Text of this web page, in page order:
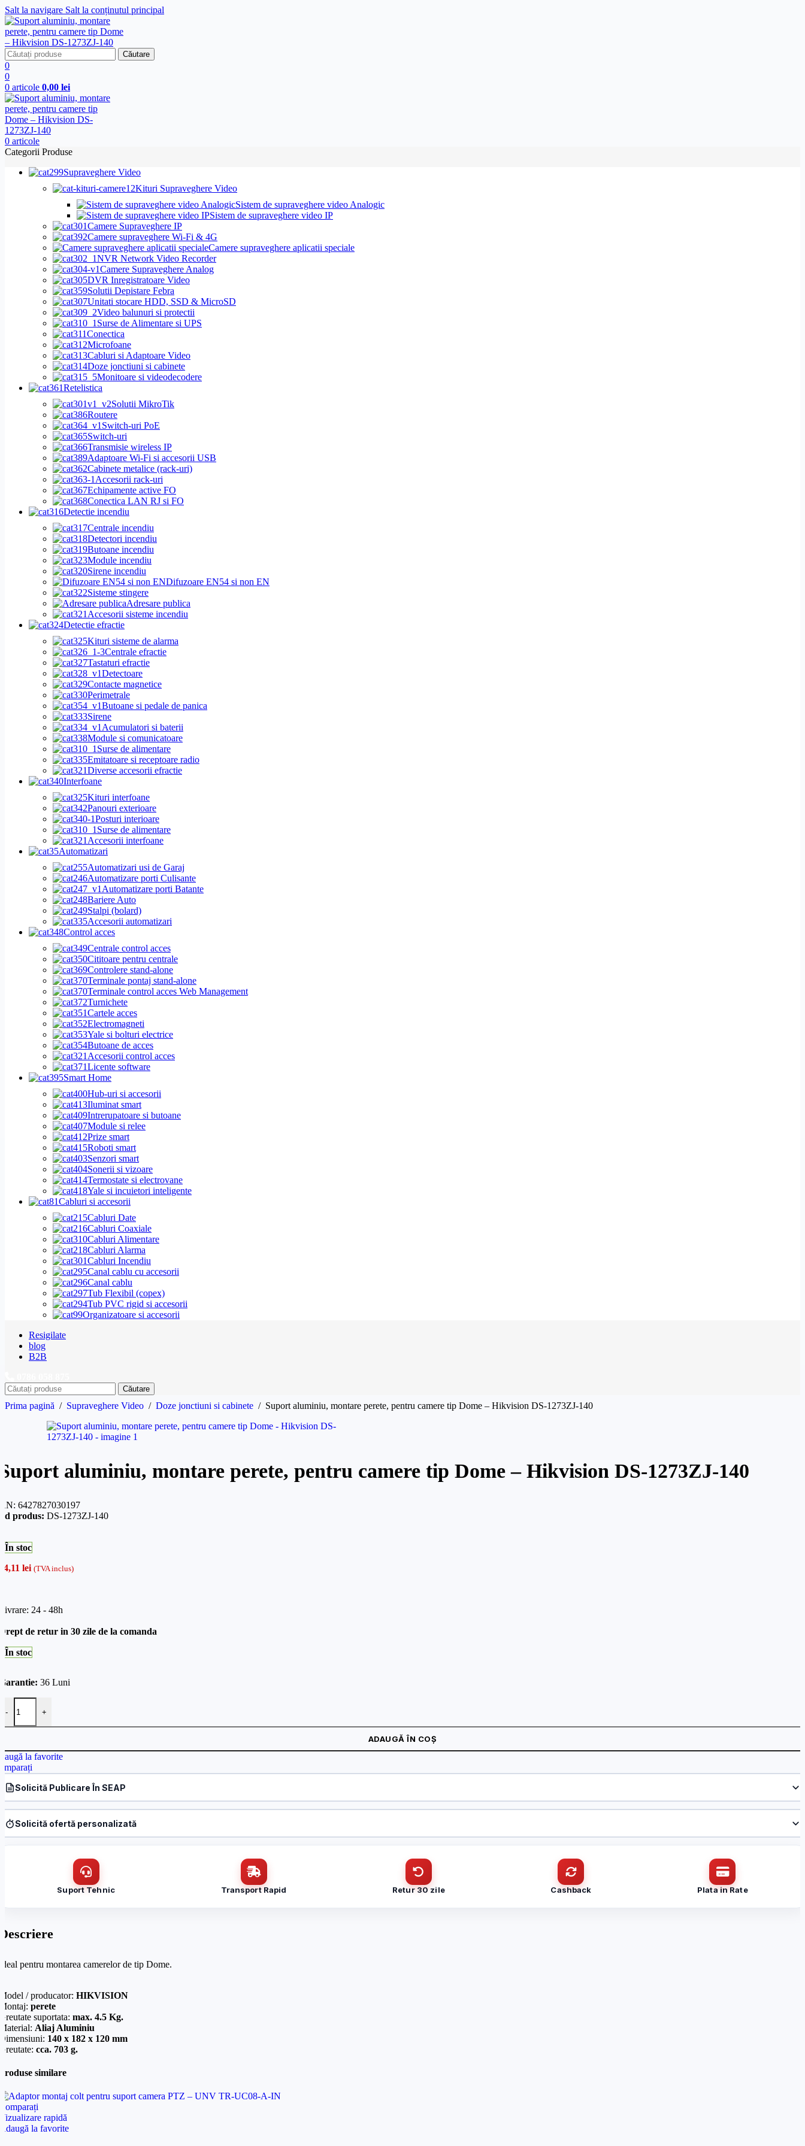
Salt la navigare Salt la conținutul principal
Căutare
0
0
0 articole 0,00 lei
0 articole
Categorii Produse
Supraveghere Video
Kituri Supraveghere Video
Sistem de supraveghere video Analogic
Sistem de supraveghere video IP
Camere Supraveghere IP
Camere supraveghere Wi-Fi & 4G
Camere supraveghere aplicatii speciale
NVR Network Video Recorder
Camere Supraveghere Analog
DVR Inregistratoare Video
Solutii Depistare Febra
Unitati stocare HDD, SSD & MicroSD
Video balunuri si protectii
Surse de Alimentare si UPS
Conectica
Microfoane
Cabluri si Adaptoare Video
Doze jonctiuni si cabinete
Monitoare si videodecodere
Retelistica
Solutii MikroTik
Routere
Switch-uri PoE
Switch-uri
Transmisie wireless IP
Adaptoare Wi-Fi si accesorii USB
Cabinete metalice (rack-uri)
Accesorii rack-uri
Echipamente active FO
Conectica LAN RJ si FO
Detectie incendiu
Centrale incendiu
Detectori incendiu
Butoane incendiu
Module incendiu
Sirene incendiu
Difuzoare EN54 si non EN
Sisteme stingere
Adresare publica
Accesorii sisteme incendiu
Detectie efractie
Kituri sisteme de alarma
Centrale efractie
Tastaturi efractie
Detectoare
Contacte magnetice
Perimetrale
Butoane si pedale de panica
Sirene
Acumulatori si baterii
Module si comunicatoare
Surse de alimentare
Emitatoare si receptoare radio
Diverse accesorii efractie
Interfoane
Kituri interfoane
Panouri exterioare
Posturi interioare
Surse de alimentare
Accesorii interfoane
Automatizari
Automatizari usi de Garaj
Automatizare porti Culisante
Automatizare porti Batante
Bariere Auto
Stalpi (bolard)
Accesorii automatizari
Control acces
Centrale control acces
Cititoare pentru centrale
Controlere stand-alone
Terminale pontaj stand-alone
Terminale control acces Web Management
Turnichete
Cartele acces
Electromagneti
Yale si bolturi electrice
Butoane de acces
Accesorii control acces
Licente software
Smart Home
Hub-uri si accesorii
Iluminat smart
Intrerupatoare si butoane
Module si relee
Prize smart
Roboti smart
Senzori smart
Sonerii si vizoare
Termostate si electrovane
Yale si incuietori inteligente
Cabluri si accesorii
Cabluri Date
Cabluri Coaxiale
Cabluri Alimentare
Cabluri Alarma
Cabluri Incendiu
Canal cablu cu accesorii
Canal cablu
Tub Flexibil (copex)
Tub PVC rigid si accesorii
Organizatoare si accesorii
Resigilate
blog
B2B
Căutare
Prima pagină / Supraveghere Video / Doze jonctiuni si cabinete / Suport aluminiu, montare perete, pentru camere tip Dome – Hikvision DS-1273ZJ-140
aluminiu, montare perete, pentru camere tip Dome – Hikvision DS-1273ZJ-140
6427827030197
produs: DS-1273ZJ-140
În stoc
lei (TVA inclus)
24 - 48h
de retur in 30 zile de la comanda
În stoc
36 Luni
-
Suport aluminiu, montare perete, pentru camere tip Dome - Hikvision DS-1273ZJ-140
+
ADAUGĂ ÎN COȘ
la favorite
Solicită Publicare În SEAP
Denumire firmă / instituție*
Telefon
Solicită ofertă personalizată
Cantitate (bucăți)
Suport Tehnic Transport Rapid Retur 30 zile Cashback Plata in Rate
pentru montarea camerelor de tip Dome.
/ producator: HIKVISION
perete
suportata: max. 4.5 Kg.
Aliaj Aluminiu
140 x 182 x 120 mm
cca. 703 g.
similare
rapidă
la favorite